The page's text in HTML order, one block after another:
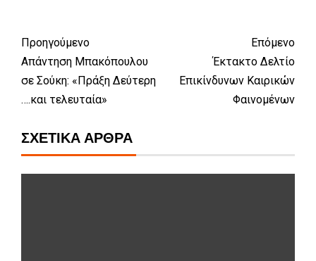
Προηγούμενο
Απάντηση Μπακόπουλου
σε Σούκη: «Πράξη Δεύτερη
….και τελευταία»
Επόμενο
Έκτακτο Δελτίο
Επικίνδυνων Καιρικών
Φαινομένων
ΣΧΕΤΙΚΆ ΆΡΘΡΑ